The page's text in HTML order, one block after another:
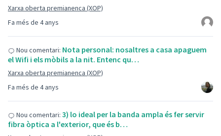
Fa més de 4 anys
Xarxa oberta premianenca (XOP)
Fa més de 4 anys
Nou comentari: Nota personal: nosaltres a casa apaguem
el Wifi i els mòbils a la nit. Entenc qu…
Xarxa oberta premianenca (XOP)
Nou comentari: 3) lo ideal per la banda ampla és fer servir
fibra òptica a l'exterior, que és b…